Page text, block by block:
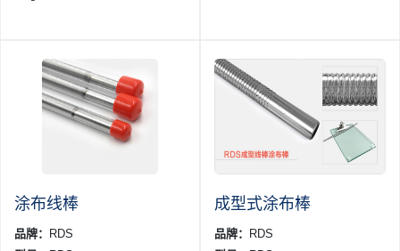
涂布线棒
品牌：
RDS
成型式涂布棒
品牌：
RDS